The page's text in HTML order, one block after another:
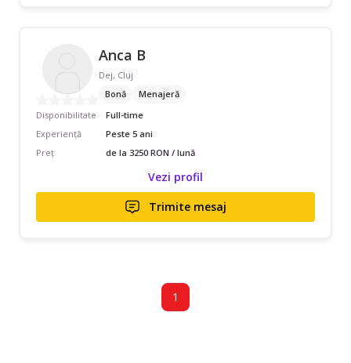
Anca B
Dej, Cluj
Bonă
Menajeră
Disponibilitate
Full-time
Experiență
Peste 5 ani
Preț
de la 3250 RON / lună
Vezi profil
Trimite mesaj
1